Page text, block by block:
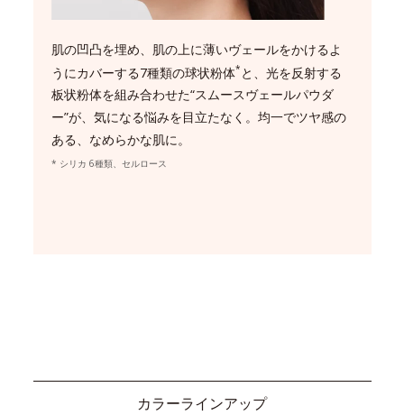
肌の凹凸を埋め、肌の上に薄いヴェールをかけるよ
うにカバーする7種類の球状粉体* と、光を反射する
板状粉体を組み合わせた“スムースヴェールパウダ
ー”が、気になる悩みを目立たなく。均一でツヤ感の
ある、なめらかな肌に。
* シリカ 6種類、セルロース
カラーラインアップ